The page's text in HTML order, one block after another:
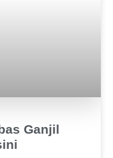
Ganjil